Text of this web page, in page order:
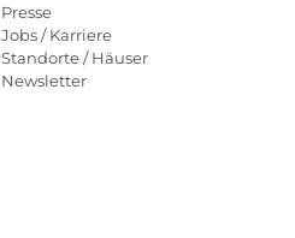
Presse
Jobs / Karriere
Standorte / Häuser
Newsletter